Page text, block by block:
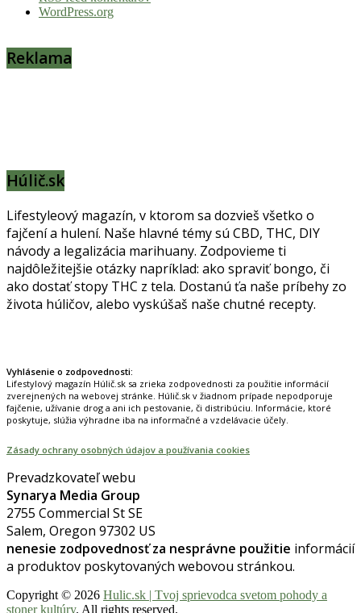
WordPress.org
Reklama
Húlič.sk
Lifestyleový magazín, v ktorom sa dozvieš všetko o
fajčení a hulení. Naše hlavné témy sú CBD, THC, DIY
návody a legalizácia marihuany. Zodpovieme ti
najdôležitejšie otázky napríklad: ako spraviť bongo, či
ako dostať stopy THC z tela. Dostanú ťa naše príbehy zo
života húličov, alebo vyskúšaš naše chutné recepty.
Vyhlásenie o zodpovednosti:
Lifestylový magazín Húlič.sk sa zrieka zodpovednosti za použitie informácií
zverejnených na webovej stránke. Húlič.sk v žiadnom prípade nepodporuje
fajčenie, užívanie drog a ani ich pestovanie, či distribúciu. Informácie, ktoré
poskytuje, slúžia výhradne iba na informačné a vzdelávacie účely.
Zásady ochrany osobných údajov a používania cookies
Prevadzkovateľ webu
Synarya Media Group
2755 Commercial St SE
Salem, Oregon 97302 US
nenesie zodpovednosť za nesprávne použitie informácií
a produktov poskytovaných webovou stránkou.
Copyright © 2026 Hulic.sk | Tvoj sprievodca svetom pohody a
stoner kultúry. All rights reserved.